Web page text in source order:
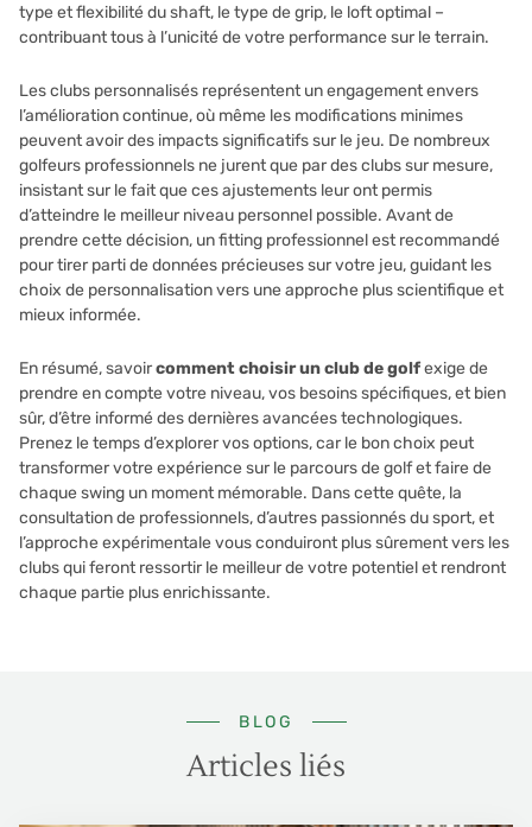
type et flexibilité du shaft, le type de grip, le loft optimal –
contribuant tous à l’unicité de votre performance sur le terrain.
Les clubs personnalisés représentent un engagement envers
l’amélioration continue, où même les modifications minimes
peuvent avoir des impacts significatifs sur le jeu. De nombreux
golfeurs professionnels ne jurent que par des clubs sur mesure,
insistant sur le fait que ces ajustements leur ont permis
d’atteindre le meilleur niveau personnel possible. Avant de
prendre cette décision, un fitting professionnel est recommandé
pour tirer parti de données précieuses sur votre jeu, guidant les
choix de personnalisation vers une approche plus scientifique et
mieux informée.
En résumé, savoircomment choisir un club de golfexige de
prendre en compte votre niveau, vos besoins spécifiques, et bien
sûr, d’être informé des dernières avancées technologiques.
Prenez le temps d’explorer vos options, car le bon choix peut
transformer votre expérience sur le parcours de golf et faire de
chaque swing un moment mémorable. Dans cette quête, la
consultation de professionnels, d’autres passionnés du sport, et
l’approche expérimentale vous conduiront plus sûrement vers les
clubs qui feront ressortir le meilleur de votre potentiel et rendront
chaque partie plus enrichissante.
BLOG
Articles liés